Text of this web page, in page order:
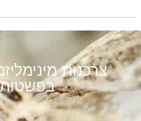
צרכנות
בפשטות